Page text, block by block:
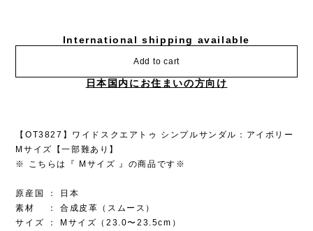
International shipping available
Add to cart
日本国内にお住まいの方向け
【OT3827】ワイドスクエアトゥ シンプルサンダル：アイボリー
Mサイズ【一部難あり】
※ こちらは『 Mサイズ 』の商品です※
原産国 ： 日本
素材 ： 合成皮革（スムース）
サイズ ： Mサイズ（23.0〜23.5cm）